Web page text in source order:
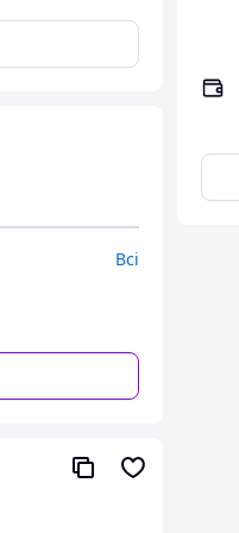
навіть, якщо
ліній або
із
Всі